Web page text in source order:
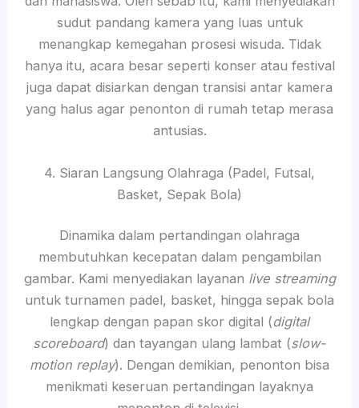
sudut pandang kamera yang luas untuk
menangkap kemegahan prosesi wisuda. Tidak
hanya itu, acara besar seperti konser atau festival
juga dapat disiarkan dengan transisi antar kamera
yang halus agar penonton di rumah tetap merasa
antusias.
4. Siaran Langsung Olahraga (Padel, Futsal,
Basket, Sepak Bola)
Dinamika dalam pertandingan olahraga
membutuhkan kecepatan dalam pengambilan
gambar. Kami menyediakan layanan live streaming
untuk turnamen padel, basket, hingga sepak bola
lengkap dengan papan skor digital (digital
scoreboard) dan tayangan ulang lambat (slow-
motion replay). Dengan demikian, penonton bisa
menikmati keseruan pertandingan layaknya